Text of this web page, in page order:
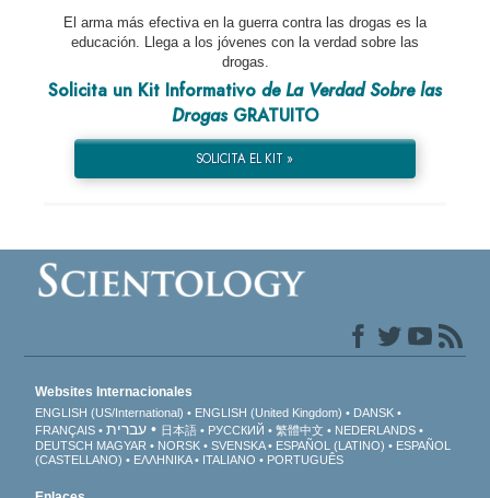
El arma más efectiva en la guerra contra las drogas es la
educación. Llega a los jóvenes con la verdad sobre las
drogas.
Solicita un Kit Informativo de La Verdad Sobre las
DrogasGRATUITO
SOLICITA EL KIT »
Websites Internacionales
ENGLISH (US/International) ENGLISH (United Kingdom)
DANSK
FRANÇAIS
עברית 日本語 РУССКИЙ 繁體中文
NEDERLANDS
DEUTSCH MAGYAR NORSK SVENSKA ESPAÑOL (LATINO)
ESPAÑOL
(CASTELLANO)
ΕΛΛΗΝΙΚA ITALIANO PORTUGUÊS